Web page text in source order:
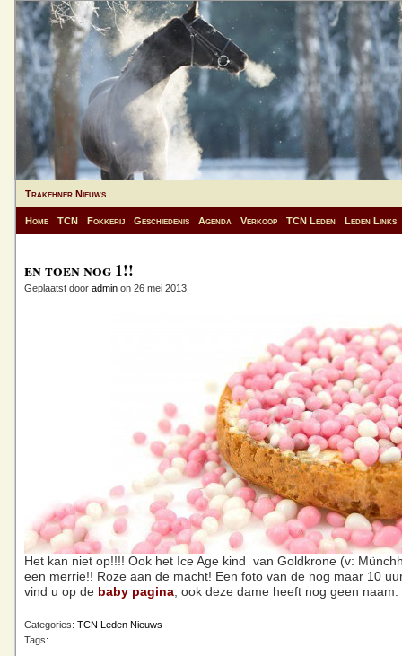
Trakehner Nieuws
Home TCN Fokkerij Geschiedenis Agenda Verkoop TCN Leden Leden Links
en toen nog 1!!
Geplaatst door admin on 26 mei 2013
Het kan niet op!!!! Ook het Ice Age kind van Goldkrone (v:
een merrie!! Roze aan de macht! Een foto van de nog maar 10
vind u op de baby pagina, ook deze dame heeft nog geen naam.
Categories: TCN Leden Nieuws
Tags: